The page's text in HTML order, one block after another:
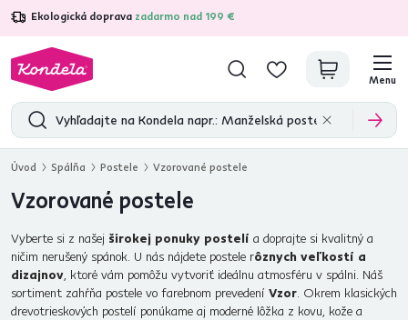
Ekologická doprava zadarmo nad 199 €
4,7 31 211overených produktových recenzií
Menu
Úvod Spálňa Postele Vzorované postele
Vzorované postele
Vyberte si z našej širokej ponuky postelí a doprajte si kvalitný a
ničim nerušený spánok. U nás nájdete postele rôznych veľkostí a
dizajnov, ktoré vám pomôžu vytvoriť ideálnu atmosféru v spálni. Náš
sortiment zahŕňa postele vo farebnom prevedení Vzor. Okrem klasických
drevotrieskových postelí ponúkame aj moderné lôžka z kovu, kože a